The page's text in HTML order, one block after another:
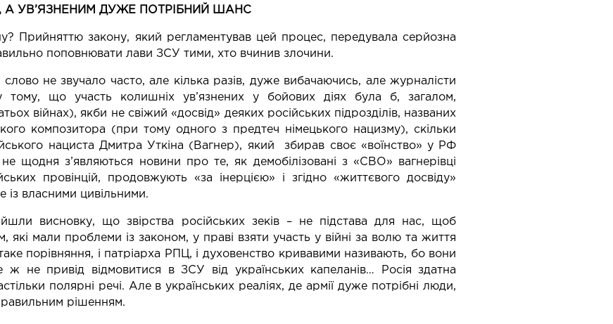
А УВ’ЯЗНЕНИМ ДУЖЕ ПОТРІБНИЙ ШАНС
Прийняттю закону, який регламентував цей процес, передувала серйозна
поповнювати лави ЗСУ тими, хто вчинив злочини.
слово не звучало часто, але кілька разів, дуже вибачаючись, але журналісти
тому, що участь колишніх ув’язнених у бойових діях була б, загалом,
війнах), якби не свіжий «досвід» деяких російських підрозділів, названих
композитора (при тому одного з предтеч німецького нацизму), скільки
нациста Дмитра Уткіна (Вагнер), який збирав своє «воїнство» у РФ
щодня з’являються новини про те, як демобілізовані з «СВО» вагнерівці
провінцій, продовжують «за інерцією» і згідно «життєвого досвіду»
із власними цивільними.
висновку, що звірства російських зеків – не підстава для нас, щоб
які мали проблеми із законом, у праві взяти участь у війні за волю та життя
порівняння, і патріарха РПЦ, і духовенство кривавими називають, бо вони
ж не привід відмовитися в ЗСУ від українських капеланів… Росія здатна
полярні речі. Але в українських реаліях, де армії дуже потрібні люди,
рішенням.